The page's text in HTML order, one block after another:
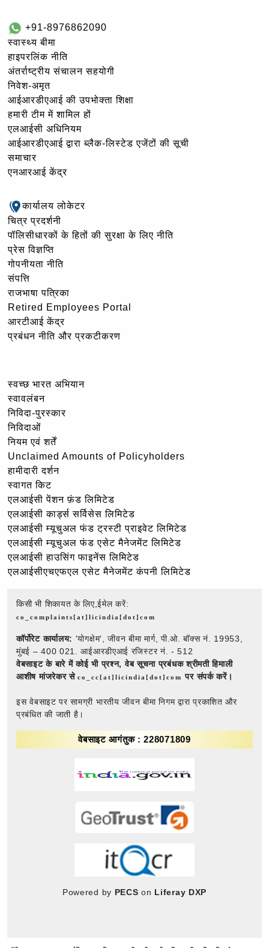
+91-8976862090
स्वास्थ्य बीमा
हाइपरलिंक नीति
अंतर्राष्ट्रीय संचालन सहयोगी
निवेश-अमृत
आईआरडीएआई की उपभोक्ता शिक्षा
हमारी टीम में शामिल हों
एलआईसी अधिनियम
आईआरडीएआई द्वारा ब्लैक-लिस्टेड एजेंटों की सूची
समाचार
एनआरआई केंद्र
कार्यालय लोकेटर
चित्र प्रदर्शनी
पॉलिसीधारकों के हितों की सुरक्षा के लिए नीति
प्रेस विज्ञप्ति
गोपनीयता नीति
संपत्ति
राजभाषा पत्रिका
Retired Employees Portal
आरटीआई केंद्र
प्रबंधन नीति और प्रकटीकरण
स्वच्छ भारत अभियान
स्वावलंबन
निविदा-पुरस्कार
निविदाओं
नियम एवं शर्तें
Unclaimed Amounts of Policyholders
हामीदारी दर्शन
स्वागत किट
एलआईसी पेंशन फ़ंड लिमिटेड
एलआईसी कार्ड्स सर्विसेस लिमिटेड
एलआईसी म्यूचुअल फंड ट्रस्टी प्राइवेट लिमिटेड
एलआईसी म्यूचुअल फंड एसेट मैनेजमेंट लिमिटेड
एलआईसी हाउसिंग फाइनेंस लिमिटेड
एलआईसीएचएफएल एसेट मैनेजमेंट कंपनी लिमिटेड
किसी भी शिकायत के लिए,ईमेल करें:
co_complaints[at]licindia[dot]com
कॉर्पोरेट कार्यालय: 'योगक्षेम', जीवन बीमा मार्ग, पी.ओ. बॉक्स नं. 19953,
मुंबई – 400 021. आईआरडीएआई रजिस्टर नं. - 512
वेबसाइट के बारे में कोई भी प्रश्न, वेब सूचना प्रबंधक श्रीमती हिमाली
आशीष मांजरेकर सेco_cc[at]licindia[dot]comपर संपर्क करें।
इस वेबसाइट पर सामग्री भारतीय जीवन बीमा निगम द्वारा प्रकाशित और
प्रबंधित की जाती है।
वेबसाइट आगंतुक : 228071809
Powered by PECS on Liferay DXP